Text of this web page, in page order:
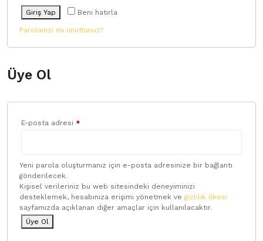
Beni hatırla
Giriş Yap
Parolanızı mı unuttunuz?
Üye Ol
E-posta adresi *
Yeni parola oluşturmanız için e-posta adresinize bir bağlantı
gönderilecek.
Kişisel verileriniz bu web sitesindeki deneyiminizi
desteklemek, hesabınıza erişimi yönetmek ve gizlilik ilkesi
sayfamızda açıklanan diğer amaçlar için kullanılacaktır.
Üye Ol